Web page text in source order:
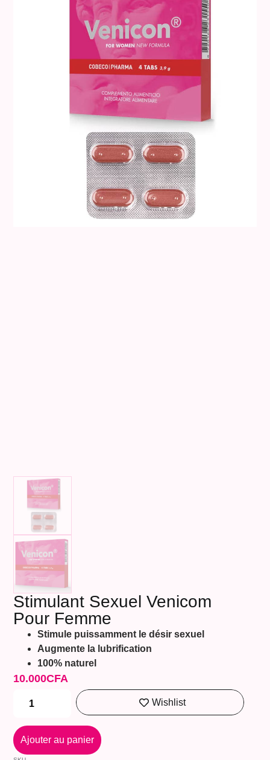
Stimulant Sexuel Venicom
Pour Femme
Stimule puissamment le désir sexuel
Augmente la lubrification
100% naturel
10.000CFA
Wishlist
Ajouter au panier